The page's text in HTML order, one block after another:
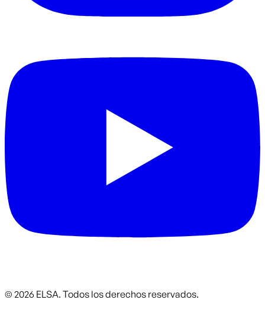
© 2026 ELSA. Todos los derechos reservados.